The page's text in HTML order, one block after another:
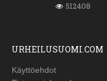
512408
URHEILUSUOMI.COM
Käyttöehdot